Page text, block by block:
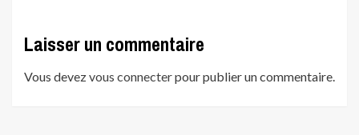
Laisser un commentaire
Vous devezvous connecterpour publier un commentaire.